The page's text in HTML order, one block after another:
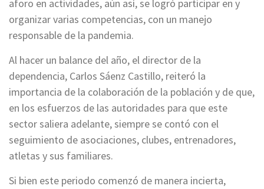
aforo en actividades, aún así, se logró participar en y
organizar varias competencias, con un manejo
responsable de la pandemia.
Al hacer un balance del año, el director de la
dependencia, Carlos Sáenz Castillo, reiteró la
importancia de la colaboración de la población y de que,
en los esfuerzos de las autoridades para que este
sector saliera adelante, siempre se contó con el
seguimiento de asociaciones, clubes, entrenadores,
atletas y sus familiares.
Si bien este periodo comenzó de manera incierta,